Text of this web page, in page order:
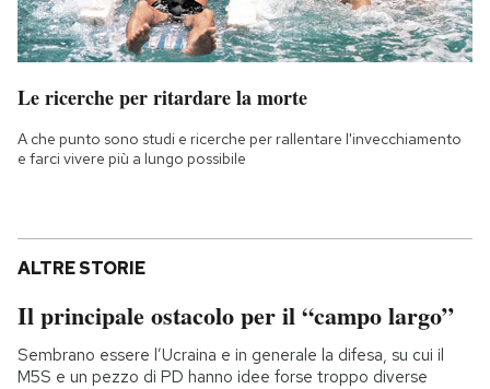
Le ricerche per ritardare la morte
A che punto sono studi e ricerche per rallentare l'invecchiamento
e farci vivere più a lungo possibile
ALTRE STORIE
Il principale ostacolo per il “campo largo”
Sembrano essere l’Ucraina e in generale la difesa, su cui il
M5S e un pezzo di PD hanno idee forse troppo diverse